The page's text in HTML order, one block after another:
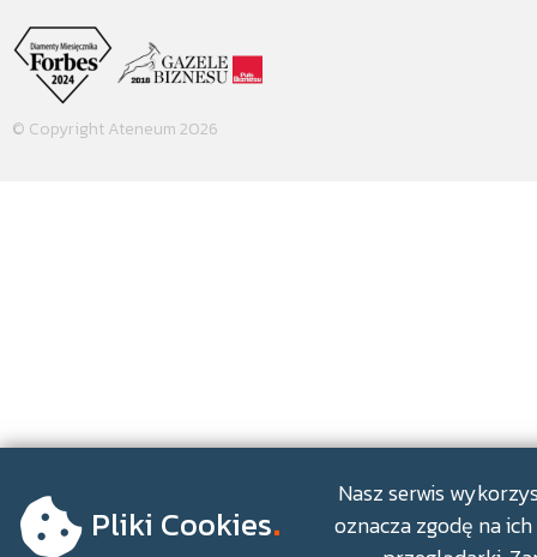
© Copyright Ateneum 2026
Pliki Cookies.
Nasz serwis
oznacza zgodę na